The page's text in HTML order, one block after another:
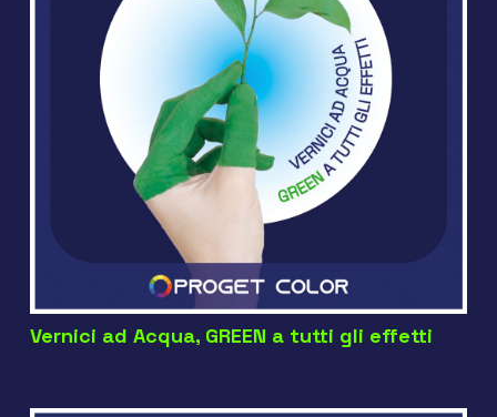
Vernici ad Acqua, GREEN a tutti gli effetti